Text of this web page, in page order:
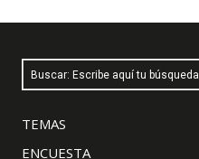
Buscar: Escribe aquí tu búsqueda
TEMAS
ENCUESTA